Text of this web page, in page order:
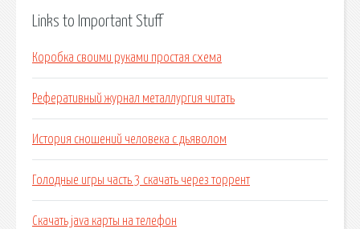
Links to Important Stuff
Коробка своими руками простая схема
Реферативный журнал металлургия читать
История сношений человека с дьяволом
Голодные игры часть 3 скачать через торрент
Скачать java карты на телефон